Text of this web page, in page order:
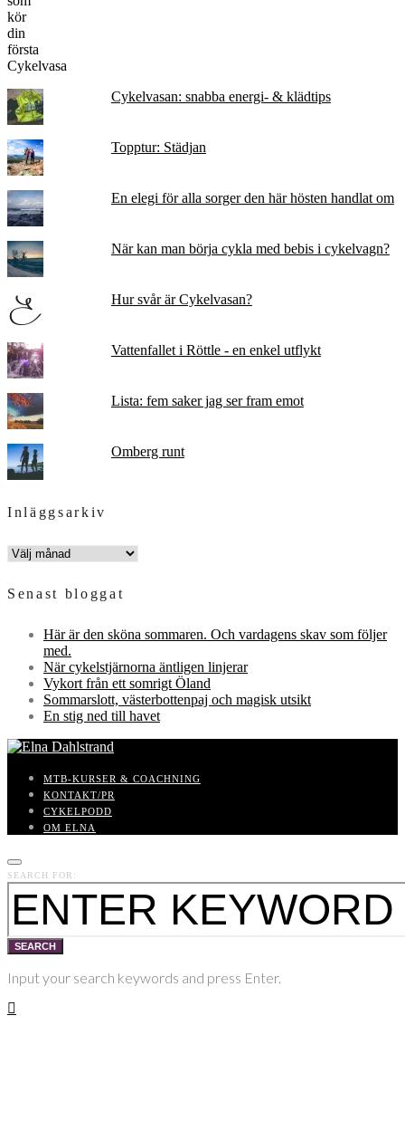
Cykelvasan: snabba energi- & klädtips
Topptur: Städjan
En elegi för alla sorger den här hösten handlat om
När kan man börja cykla med bebis i cykelvagn?
Hur svår är Cykelvasan?
Vattenfallet i Röttle - en enkel utflykt
Lista: fem saker jag ser fram emot
Omberg runt
Inläggsarkiv
INLÄGGSARKIV
Senast bloggat
Här är den sköna sommaren. Och vardagens skav som följer
med.
När cykelstjärnorna äntligen linjerar
Vykort från ett somrigt Öland
Sommarslott, västerbottenpaj och magisk utsikt
En stig ned till havet
MTB-KURSER & COACHNING
KONTAKT/PR
CYKELPODD
OM ELNA
SEARCH FOR:
SEARCH
Input your search keywords and press Enter.